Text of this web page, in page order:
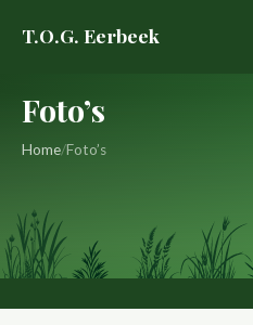
inhoudT.O.G. Eerbeek
Foto’s
Home/Foto’s